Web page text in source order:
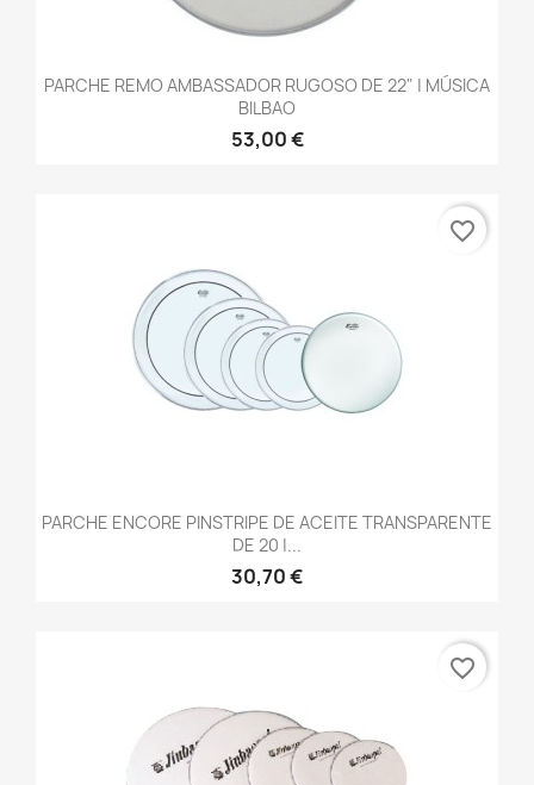
PARCHE REMO AMBASSADOR RUGOSO DE 22" | MÚSICA
BILBAO
53,00 €
PARCHE ENCORE PINSTRIPE DE ACEITE TRANSPARENTE
DE 20 |...
30,70 €
favorite_border
favorite_border